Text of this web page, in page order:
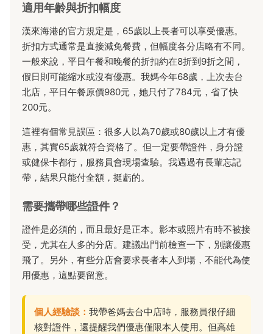
適用年齡與折扣幅度
漢來海港的官方規定是，65歲以上長者可以享受優惠。
折扣方式通常是直接減免餐費，但幅度各分店略有不同。
一般來說，平日午餐和晚餐的折扣約在8折到9折之間，
假日則可能縮水或沒有優惠。我媽今年68歲，上次去台
北店，平日午餐原價980元，她只付了784元，省了快
200元。
這裡有個常見誤區：很多人以為70歲或80歲以上才有優
惠，其實65歲就符合資格了。但一定要帶證件，身分證
或健保卡都行，服務員會現場查驗。我遇過有長輩忘記
帶，結果只能付全額，挺虧的。
需要攜帶哪些證件？
證件是必須的，而且最好是正本。影本或照片有時不被接
受，尤其在人多的分店。建議出門前檢查一下，別讓優惠
飛了。另外，有些分店會要求長者本人到場，不能代為使
用優惠，這點要留意。
個人經驗談： 我帶爸媽去台中店時，服務員很仔細
核對證件，還提醒我們優惠僅限本人使用。但高雄